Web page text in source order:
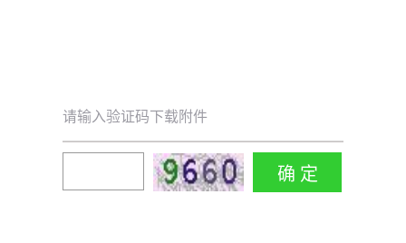
请输入验证码下载附件